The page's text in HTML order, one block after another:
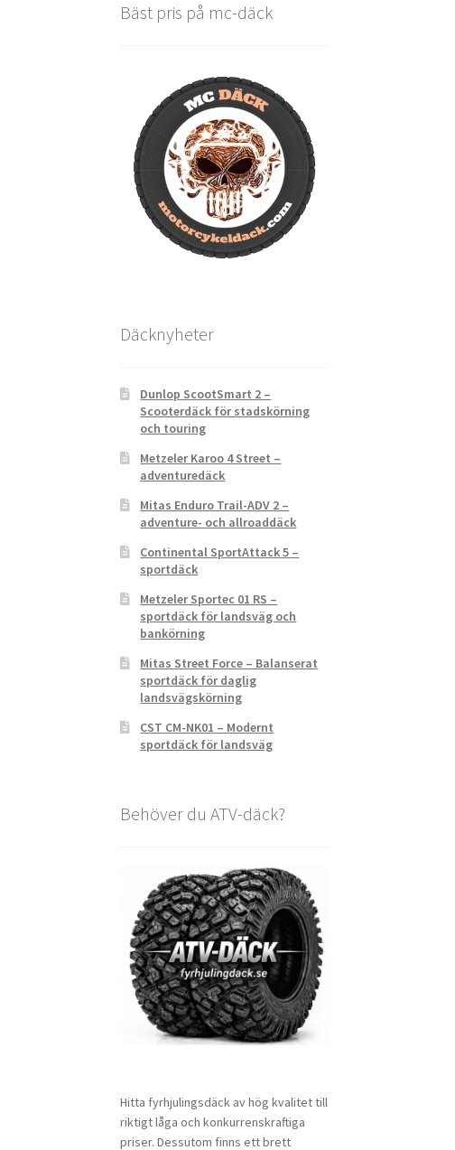
Bäst pris på mc-däck
Däcknyheter
Dunlop ScootSmart 2 –
Scooterdäck för stadskörning
och touring
Metzeler Karoo 4 Street –
adventuredäck
Mitas Enduro Trail-ADV 2 –
adventure- och allroaddäck
Continental SportAttack 5 –
sportdäck
Metzeler Sportec 01 RS –
sportdäck för landsväg och
bankörning
Mitas Street Force – Balanserat
sportdäck för daglig
landsvägskörning
CST CM-NK01 – Modernt
sportdäck för landsväg
Behöver du ATV-däck?
Hitta fyrhjulingsdäck av hög kvalitet till
riktigt låga och konkurrenskraftiga
priser. Dessutom finns ett brett